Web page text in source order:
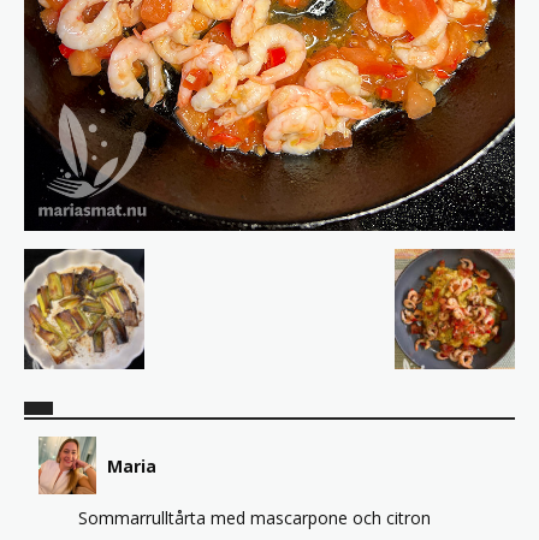
Maria
Sommarrulltårta med mascarpone och citron